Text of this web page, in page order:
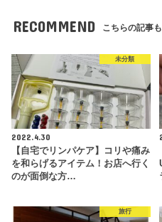
RECOMMEND こちらの記事も
未分類
2022.4.30
【自宅でリンパケア】コリや痛み
を和らげるアイテム！お店へ行く
のが面倒な方…
旅行